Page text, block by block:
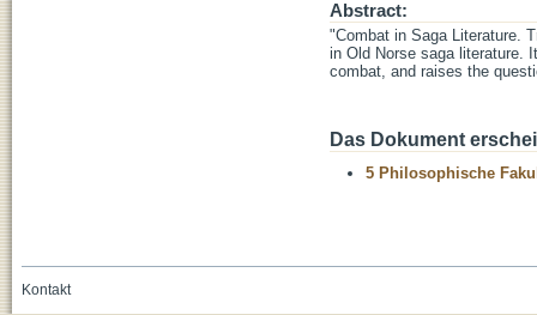
Abstract:
"Combat in Saga Literature.
in Old Norse saga literature.
combat, and raises the
Das Dokument
5 Philosophische
Kontakt